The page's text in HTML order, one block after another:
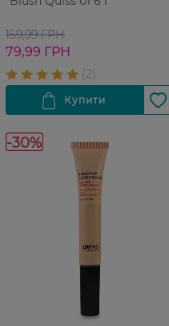
159,99 ГРН
79,99 ГРН
-30%